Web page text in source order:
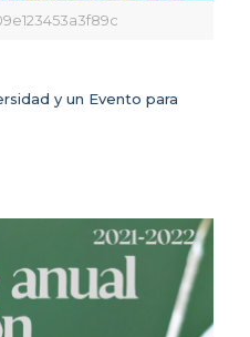
y un Evento para